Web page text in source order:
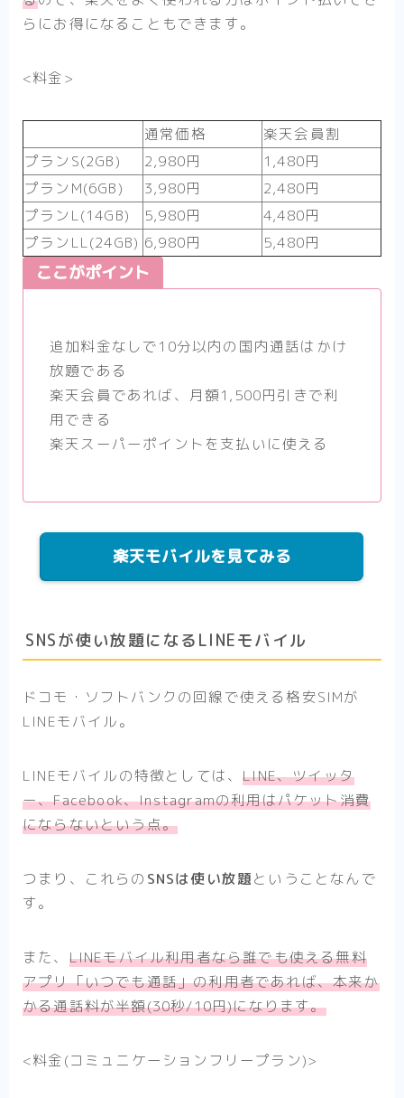
らにお得になることもできます。
<料金>
通常価格
楽天会員割
プランS(2GB)
2,980円
1,480円
プランM(6GB)
3,980円
2,480円
プランL(14GB)
5,980円
4,480円
プランLL(24GB) 6,980円 5,480円
ここがポイント
追加料金なしで10分以内の国内通話はかけ
放題である
楽天会員であれば、月額1,500円引きで利
用できる
楽天スーパーポイントを支払いに使える
楽天モバイルを見てみる
SNSが使い放題になるLINEモバイル
ドコモ・ソフトバンクの回線で使える格安SIMが
LINEモバイル。
LINEモバイルの特徴としては、LINE、ツイッタ
ー、Facebook、Instagramの利用はパケット消費
にならないという点。
つまり、これらの SNSは使い放題ということなんで
す。
また、 LINEモバイル利用者なら誰でも使える無料
アプリ「いつでも通話」の利用者であれば、本来か
かる通話料が半額(30秒/10円)になります。
<料金(コミュニケーションフリープラン)>